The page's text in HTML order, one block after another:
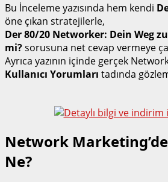
Bu İnceleme yazısında hem kendi
öne çıkan stratejilerle,
Der 80/20 Networker: Dein Weg
mi?sorusuna net cevap vermeye
Ayrıca yazının içinde gerçek
Kullanıcı Yorumları tadında
Network Marketing’de
Ne?